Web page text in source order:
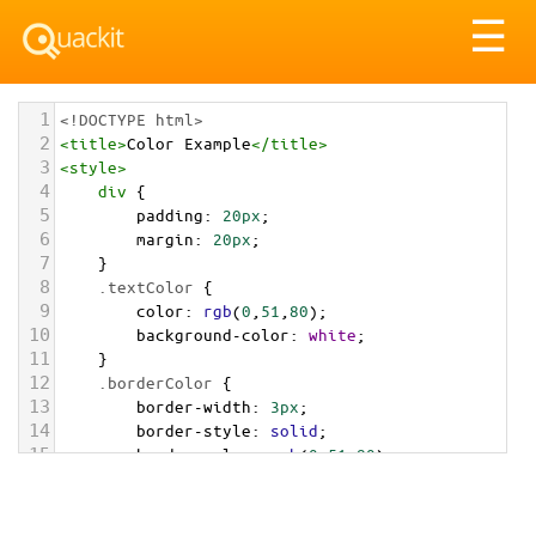
☰
1 <!DOCTYPE html>
2 <title>Color Example</title>
3 <style>
4 div {
5 padding: 20px;
6 margin: 20px;
7 }
8 .textColor {
9 color: rgb(0 51 80);
10 background-color: white;
11 }
12 .borderColor {
13 border-width: 3px;
14 border-style: solid;
15 border-color: rgb(0,51,80);